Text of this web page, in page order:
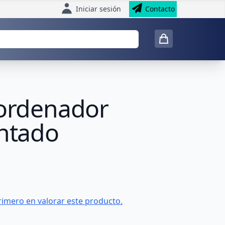
Iniciar sesión Contacto
en valorar este producto.